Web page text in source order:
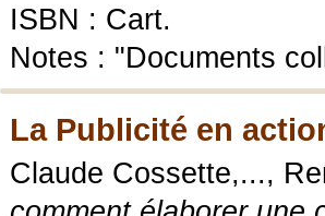
ISBN : Cart.
Notes : "Documents
La Publicité en
Claude Cossette,...,